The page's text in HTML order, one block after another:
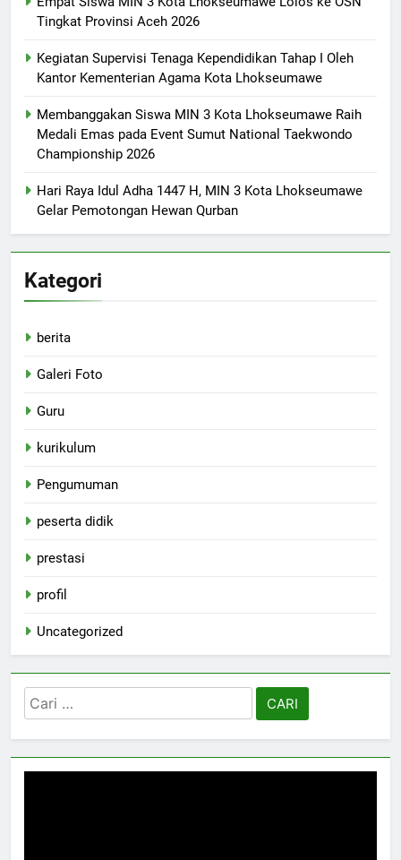
Tingkat Provinsi Aceh 2026
Kegiatan Supervisi Tenaga Kependidikan Tahap I Oleh
Kantor Kementerian Agama Kota Lhokseumawe
Membanggakan Siswa MIN 3 Kota Lhokseumawe Raih
Medali Emas pada Event Sumut National Taekwondo
Championship 2026
Hari Raya Idul Adha 1447 H, MIN 3 Kota Lhokseumawe
Gelar Pemotongan Hewan Qurban
Kategori
berita
Galeri Foto
Guru
kurikulum
Pengumuman
peserta didik
prestasi
profil
Uncategorized
Cari
untuk: